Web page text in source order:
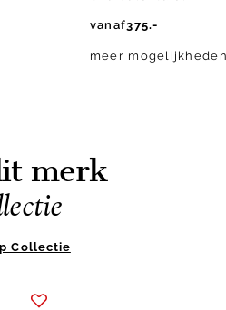
vanaf375.-
meer
merk
Collectie